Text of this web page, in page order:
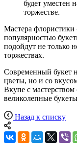
будет уместен
торжестве.
Мастера флористики
популярностью
подойдут не только
торжествах.
Современный букет
цветы, но и со
Вкупе с
великолепные
Назад к списку